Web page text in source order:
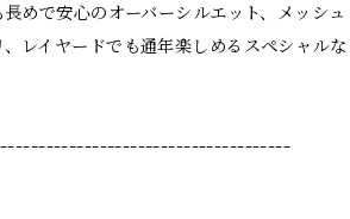
めで安心のオーバーシルエット、メッシュ
レイヤードでも通年楽しめるスペシャルな